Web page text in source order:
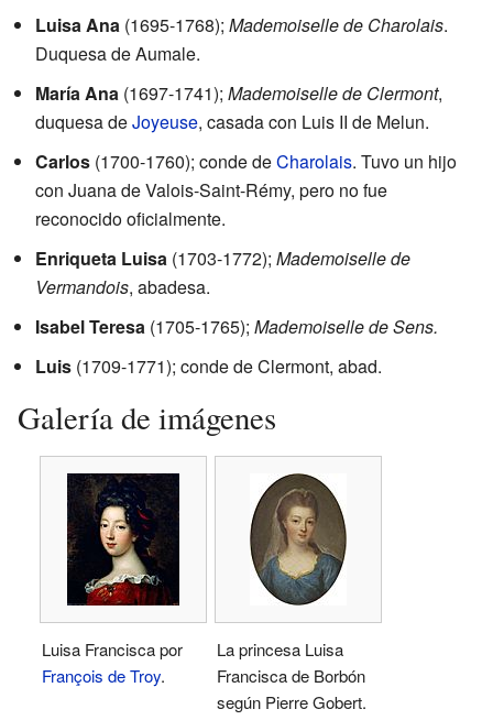
Luisa Ana (1695-1768); Mademoiselle de Charolais.
Duquesa de Aumale.
María Ana (1697-1741); Mademoiselle de Clermont,
duquesa deJoyeuse, casada con Luis II de Melun.
Carlos (1700-1760); conde deCharolais. Tuvo un hijo
con Juana de Valois-Saint-Rémy, pero no fue
reconocido oficialmente.
Enriqueta Luisa (1703-1772); Mademoiselle de
Vermandois, abadesa.
Isabel Teresa (1705-1765); Mademoiselle de Sens.
Luis (1709-1771); conde de Clermont, abad.
Galería de imágenes
Luisa Francisca por
François de Troy.
La princesa Luisa
Francisca de Borbón
según Pierre Gobert.